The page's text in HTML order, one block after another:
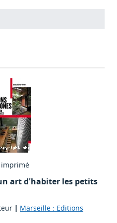
art d'habiter les petits
| Marseille : Editions